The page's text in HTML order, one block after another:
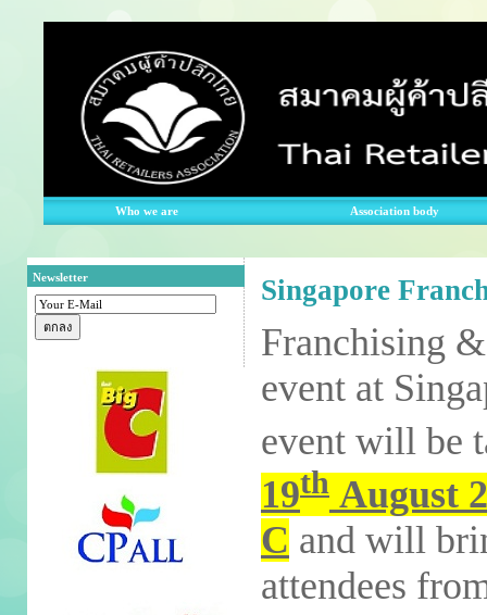
Who we are Association body
Newsletter Singapore
Franchising
event at
event will be
19th August
C and will
attendees